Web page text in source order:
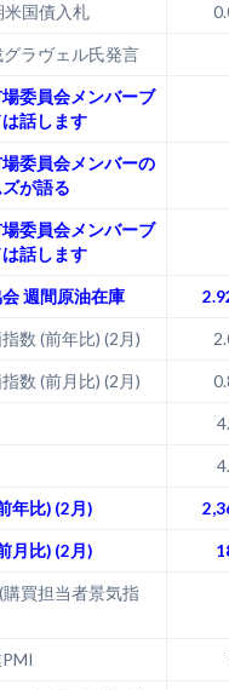
米国債入札
ラヴェル氏発言
委員会メンバーブ
話します
委員会メンバーの
が語る
委員会メンバーブ
話します
週間原油在庫
数 (前年比) (2月)
数 (前月比) (2月)
年比) (2月)
月比) (2月)
買担当者景気指